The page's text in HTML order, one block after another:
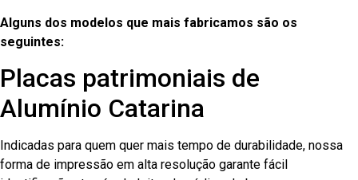
Alguns dos modelos que mais fabricamos são os
seguintes:
Placas patrimoniais de
Alumínio Catarina
Indicadas para quem quer mais tempo de durabilidade, nossa
forma de impressão em alta resolução garante fácil